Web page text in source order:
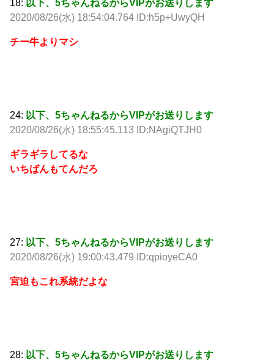
18: 以下、5ちゃんねるからVIPがお送りします
2020/08/26(水) 18:54:04.764 ID:h5p+UwyQH
チー牛よりマシ
24: 以下、5ちゃんねるからVIPがお送りします
2020/08/26(水) 18:55:45.113 ID:NAgiQTJH0
ギラギラしてるな
いちばんもてんだろ
27: 以下、5ちゃんねるからVIPがお送りします
2020/08/26(水) 19:00:43.479 ID:qpioyeCA0
宮迫もこれ系統だよな
28: 以下、5ちゃんねるからVIPがお送りします